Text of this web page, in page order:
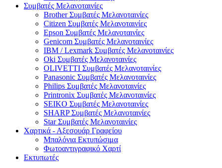
Συμβατές Μελανοταινίες
Brother Συμβατές Μελανοταινίες
Citizen Συμβατές Μελανοταινίες
Epson Συμβατές Μελανοταινίες
Genicom Συμβατές Μελανοταινίες
IBM / Lexmark Συμβατές Μελανοταινίες
Oki Συμβατές Μελανοταινίες
OLIVETTI Συμβατές Μελανοταινίες
Panasonic Συμβατές Μελανοταινίες
Philips Συμβατές Μελανοταινίες
Printronix Συμβατές Μελανοταινίες
SEIKO Συμβατές Μελανοταινίες
SHARP Συμβατές Μελανοταινίες
Star Συμβατές Μελανοταινίες
Χαρτικά - Αξεσουάρ Γραφείου
Μπαλόνια Εκτυπώσιμα
Φωτοαντιγραφικό Χαρτί
Εκτυπωτές